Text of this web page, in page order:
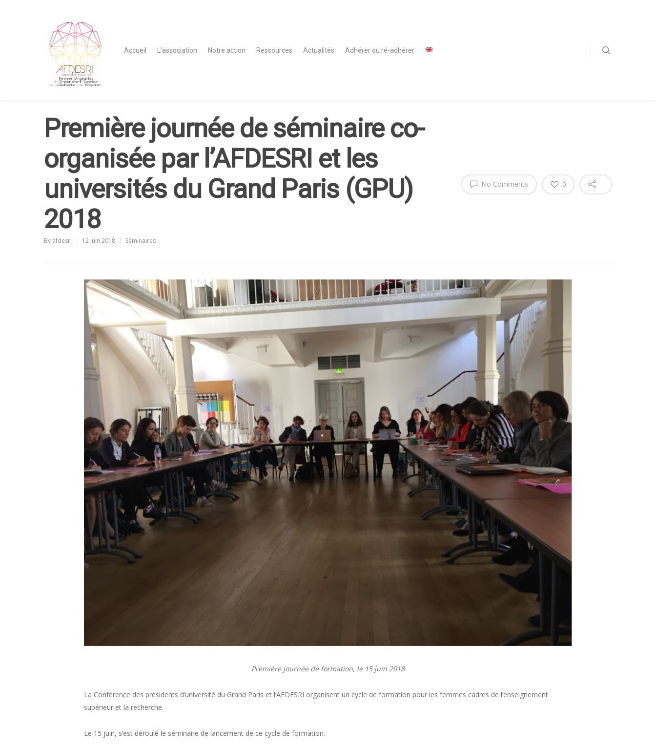
Accueil L’association Notre action Ressources Actualités Adhérer ou ré-adhérer
Première journée de séminaire co-
organisée par l’AFDESRI et les
universités du Grand Paris (GPU)
2018
By afdesri 12 juin 2018 Séminaires
No Comments 0
Première journée de formation, le 15 juin 2018
La Conférence des présidents d’université du Grand Paris et l’AFDESRI organisent un cycle de formation pour les femmes cadres de l’enseignement
supérieur et la recherche.
Le 15 juin, s’est déroulé le séminaire de lancement de ce cycle de formation.